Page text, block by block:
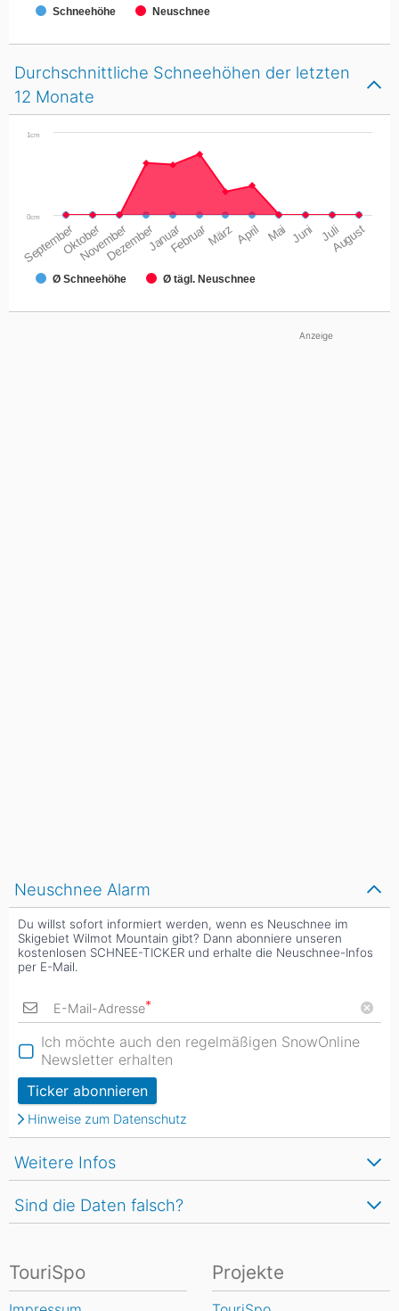
Schneehöhe Neuschnee
Durchschnittliche Schneehöhen der letzten
12 Monate
Ø Schneehöhe Ø tägl. Neuschnee
0cm
1cm
SeptemberOktober
NovemberDezemberJanuarFebruarMärz April Mai Juni JuliAugust
Neuschnee Alarm
Du willst sofort informiert werden, wenn es Neuschnee im
Skigebiet Wilmot Mountain gibt? Dann abonniere unseren
kostenlosen SCHNEE-TICKER und erhalte die Neuschnee-Infos
per E-Mail.
E-Mail-Adresse*
Ich möchte auch den regelmäßigen SnowOnline
Newsletter erhalten
Ticker abonnieren
Hinweise zum Datenschutz
Weitere Infos
Sind die Daten falsch?
Anzeige
TouriSpo Projekte